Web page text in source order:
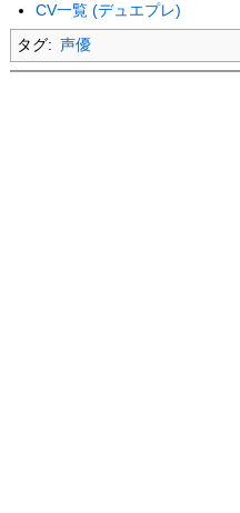
CV一覧 (デュエプレ)
タグ: 声優